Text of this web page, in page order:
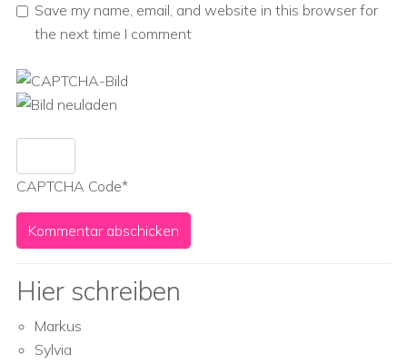
Save my name, email, and website in this browser for
the next time I comment
CAPTCHA Code*
Hier schreiben
Markus
Sylvia